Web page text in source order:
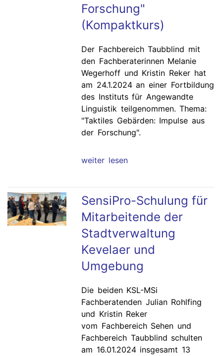
Forschung"
(Kompaktkurs)
Der Fachbereich Taubblind mit
den Fachberaterinnen Melanie
Wegerhoff und Kristin Reker hat
am 24.1.2024 an einer Fortbildung
des Instituts für Angewandte
Linguistik teilgenommen. Thema:
"Taktiles Gebärden: Impulse aus
der Forschung".
weiter lesen
SensiPro-Schulung für
Mitarbeitende der
Stadtverwaltung
Kevelaer und
Umgebung
Die beiden KSL-MSi
Fachberatenden Julian Rohlfing
und Kristin Reker
vom Fachbereich Sehen und
Fachbereich Taubblind schulten
am 16.01.2024 insgesamt 13